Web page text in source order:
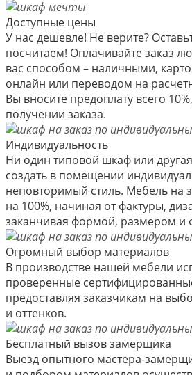
Доступные цены
У нас дешевле! Не верите?
посчитаем! Оплачивайте заказ
вас способом – наличными,
онлайн или переводом на
Вы вносите предоплату всего
получении заказа.
Индивидуальность
Ни один типовой шкаф или
создать в помещении
неповторимый стиль. Мебель на
на 100%, начиная от фактуры,
заканчивая формой, размером и
Огромный выбор материалов
В производстве нашей мебели
проверенные
предоставляя заказчикам на
и оттенков.
Бесплатный вызов замерщика
Выезд опытного мастера-